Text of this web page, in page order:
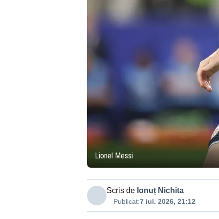
Lionel Messi
Scris de Ionuț Nichita
Publicat:7 iul. 2026, 21:12